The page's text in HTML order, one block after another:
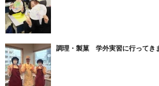
調理・製菓 学外実習に行ってき